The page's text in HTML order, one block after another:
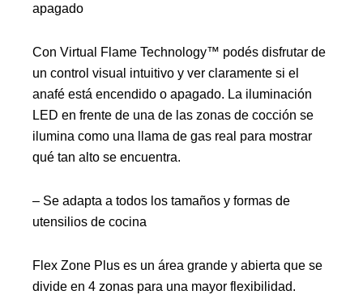
apagado
Con Virtual Flame Technology™ podés disfrutar de
un control visual intuitivo y ver claramente si el
anafé está encendido o apagado. La iluminación
LED en frente de una de las zonas de cocción se
ilumina como una llama de gas real para mostrar
qué tan alto se encuentra.
– Se adapta a todos los tamaños y formas de
utensilios de cocina
Flex Zone Plus es un área grande y abierta que se
divide en 4 zonas para una mayor flexibilidad.